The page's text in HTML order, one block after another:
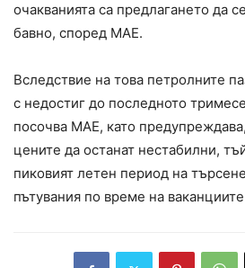
очакванията са предлагането да
бавно, според МАЕ.
Вследствие на това петролните
с недостиг до последното
посочва МАЕ, като
цените да останат нестабилни,
пиковият летен период на
пътувания по време на